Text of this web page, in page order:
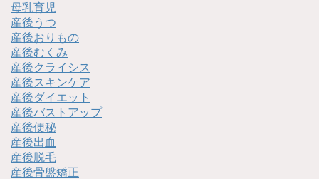
母乳育児
産後うつ
産後おりもの
産後むくみ
産後クライシス
産後スキンケア
産後ダイエット
産後バストアップ
産後便秘
産後出血
産後脱毛
産後骨盤矯正